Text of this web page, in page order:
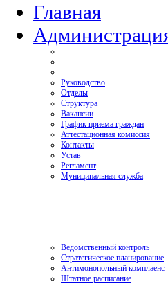
Главная
Руководство
Отделы
Структура
Вакансии
График приема граждан
Аттестационная комиссия
Контакты
Устав
Регламент
Муниципальная служба
Ведомственный контроль
Стратегическое планирование
Антимонопольный комплаенс
Штатное расписание